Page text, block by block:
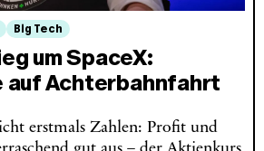
Big Tech
um SpaceX:
auf Achterbahnfahrt
erstmals Zahlen: Profit und